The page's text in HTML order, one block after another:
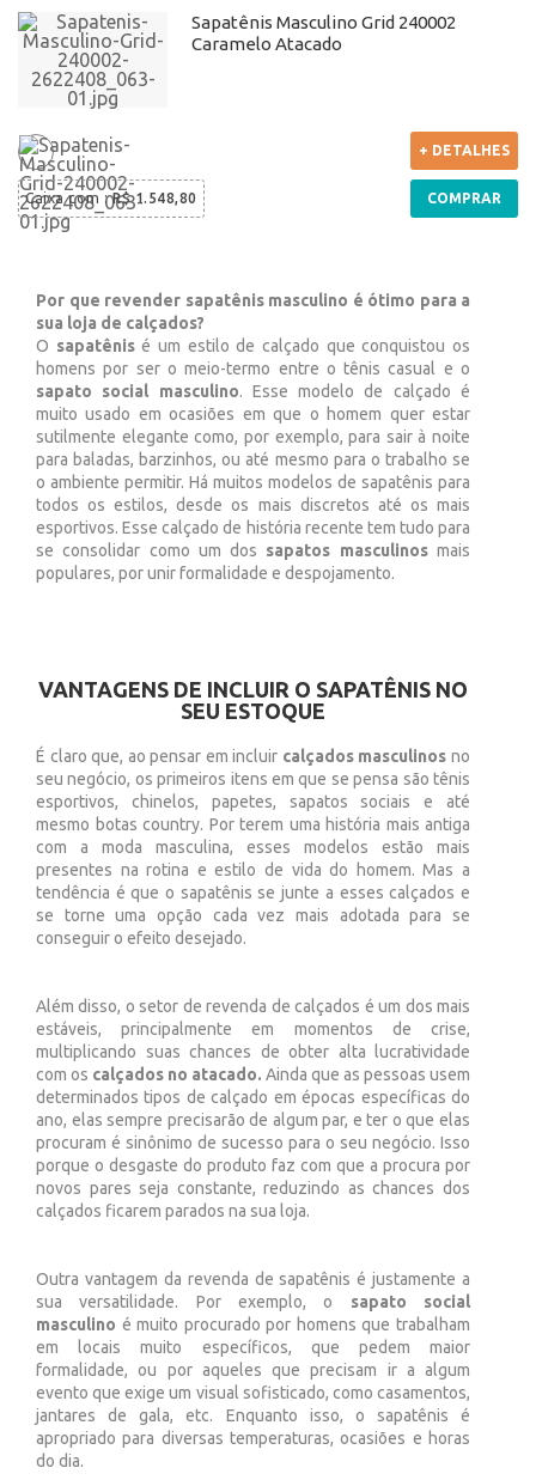
Sapatênis Masculino Grid 240002
Caramelo Atacado
Caixa com :R$ 1.548,80
+ DETALHES
COMPRAR
Por que revender sapatênis masculino é ótimo para a
sua loja de calçados?
O sapatênisé um estilo de calçado que conquistou os
homens por ser o meio-termo entre o tênis casual e o
sapato social masculino. Esse modelo de calçado é
muito usado em ocasiões em que o homem quer estar
sutilmente elegante como, por exemplo, para sair à noite
para baladas, barzinhos, ou até mesmo para o trabalho se
o ambiente permitir. Há muitos modelos de sapatênis para
todos os estilos, desde os mais discretos até os mais
esportivos. Esse calçado de história recente tem tudo para
se consolidar como um dos sapatos masculinosmais
populares, por unir formalidade e despojamento.
VANTAGENS DE INCLUIR O SAPATÊNIS NO
SEU ESTOQUE
É claro que, ao pensar em incluir calçados masculinosno
seu negócio, os primeiros itens em que se pensa são tênis
esportivos, chinelos, papetes, sapatos sociais e até
mesmo botas country. Por terem uma história mais antiga
com a moda masculina, esses modelos estão mais
presentes na rotina e estilo de vida do homem. Mas a
tendência é que o sapatênis se junte a esses calçados e
se torne uma opção cada vez mais adotada para se
conseguir o efeito desejado.
Além disso, o setor de revenda de calçados é um dos mais
estáveis, principalmente em momentos de crise,
multiplicando suas chances de obter alta lucratividade
com os calçados no atacado. Ainda que as pessoas usem
determinados tipos de calçado em épocas específicas do
ano, elas sempre precisarão de algum par, e ter o que elas
procuram é sinônimo de sucesso para o seu negócio. Isso
porque o desgaste do produto faz com que a procura por
novos pares seja constante, reduzindo as chances dos
calçados ficarem parados na sua loja.
Outra vantagem da revenda de sapatênis é justamente a
sua versatilidade. Por exemplo, o sapato social
masculino é muito procurado por homens que trabalham
em locais muito específicos, que pedem maior
formalidade, ou por aqueles que precisam ir a algum
evento que exige um visual sofisticado, como casamentos,
jantares de gala, etc. Enquanto isso, o sapatênis é
apropriado para diversas temperaturas, ocasiões e horas
do dia.